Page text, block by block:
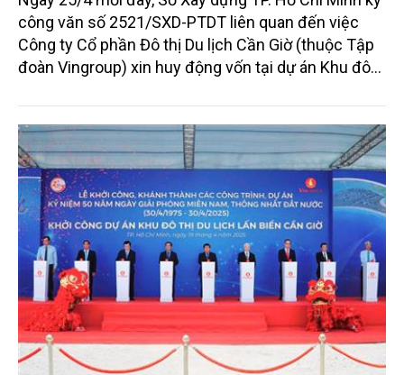
công văn số 2521/SXD-PTDT liên quan đến việc
Công ty Cổ phần Đô thị Du lịch Cần Giờ (thuộc Tập
đoàn Vingroup) xin huy động vốn tại dự án Khu đô